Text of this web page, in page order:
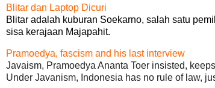
Blitar dan Laptop Dicuri
Blitar adalah kuburan Soekarno, salah satu
sisa kerajaan Majapahit.
Pramoedya, fascism and his last interview
Javaism, Pramoedya Ananta Toer insisted,
Under Javanism, Indonesia has no rule of law,